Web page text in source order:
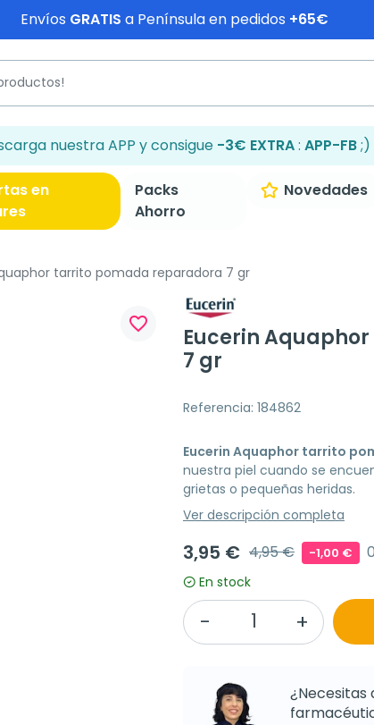
Envíos GRATIS a Península en pedidos +65€
nuestra APP y consigue -3€ EXTRA: APP-FB;)
en
Packs
Ahorro
Novedades
tarrito pomada reparadora 7 gr
favorite_border
Eucerin
7 gr
Referencia: 184862
Eucerin Aquaphor tarrito
nuestra piel cuando se
grietas o pequeñas heridas.
Ver descripción completa
3,95 € 4,95 € -1,00 €
En stock
¿Necesitas